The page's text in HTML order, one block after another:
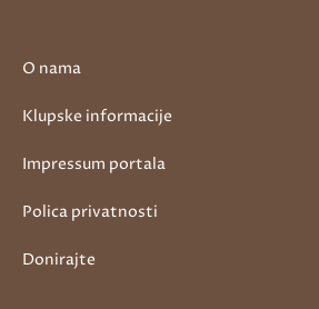
O nama
Klupske informacije
Impressum portala
Polica privatnosti
Donirajte